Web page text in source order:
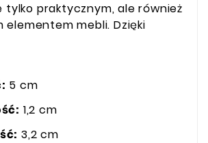
tylko praktycznym, ale również
elementem mebli. Dzięki
5 cm
1,2 cm
3,2 cm